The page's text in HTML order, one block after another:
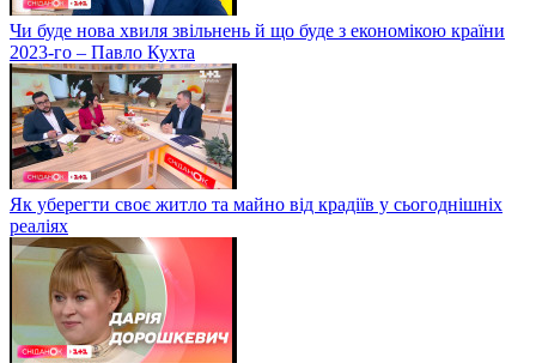
Чи буде нова хвиля звільнень й що буде з економікою країни
2023-го – Павло Кухта
Як уберегти своє житло та майно від крадіїв у сьогоднішніх
реаліях